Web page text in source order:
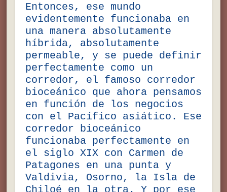
Entonces, ese mundo
evidentemente funcionaba en
una manera absolutamente
híbrida, absolutamente
permeable, y se puede definir
perfectamente como un
corredor, el famoso corredor
bioceánico que ahora pensamos
en función de los negocios
con el Pacífico asiático. Ese
corredor bioceánico
funcionaba perfectamente en
el siglo XIX con Carmen de
Patagones en una punta y
Valdivia, Osorno, la Isla de
Chiloé en la otra. Y por ese